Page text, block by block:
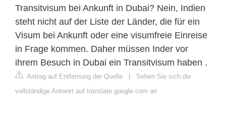
Transitvisum bei Ankunft in Dubai? Nein, Indien
steht nicht auf der Liste der Länder, die für ein
Visum bei Ankunft oder eine visumfreie Einreise
in Frage kommen. Daher müssen Inder vor
ihrem Besuch in Dubai ein Transitvisum haben .
Antrag auf Entfernung der Quelle | Sehen Sie sich die
vollständige Antwort auf translate.google.com an